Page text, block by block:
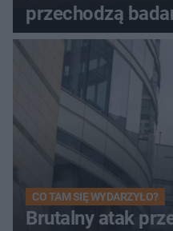
przechodzą
CO TAM SIĘ WYDARZYŁO?
Brutalny atak